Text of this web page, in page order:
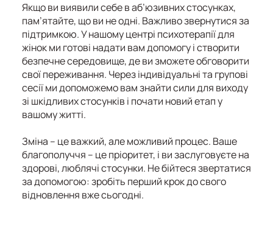
Якщо ви виявили себе в аб’юзивних стосунках,
пам’ятайте, що ви не одні. Важливо звернутися за
підтримкою. У нашому центрі психотерапії для
жінок ми готові надати вам допомогу і створити
безпечне середовище, де ви зможете обговорити
свої переживання. Через індивідуальні та групові
сесії ми допоможемо вам знайти сили для виходу
зі шкідливих стосунків і почати новий етап у
вашому житті.
Зміна – це важкий, але можливий процес. Ваше
благополуччя – це пріоритет, і ви заслуговуєте на
здорові, люблячі стосунки. Не бійтеся звертатися
за допомогою: зробіть перший крок до свого
відновлення вже сьогодні.